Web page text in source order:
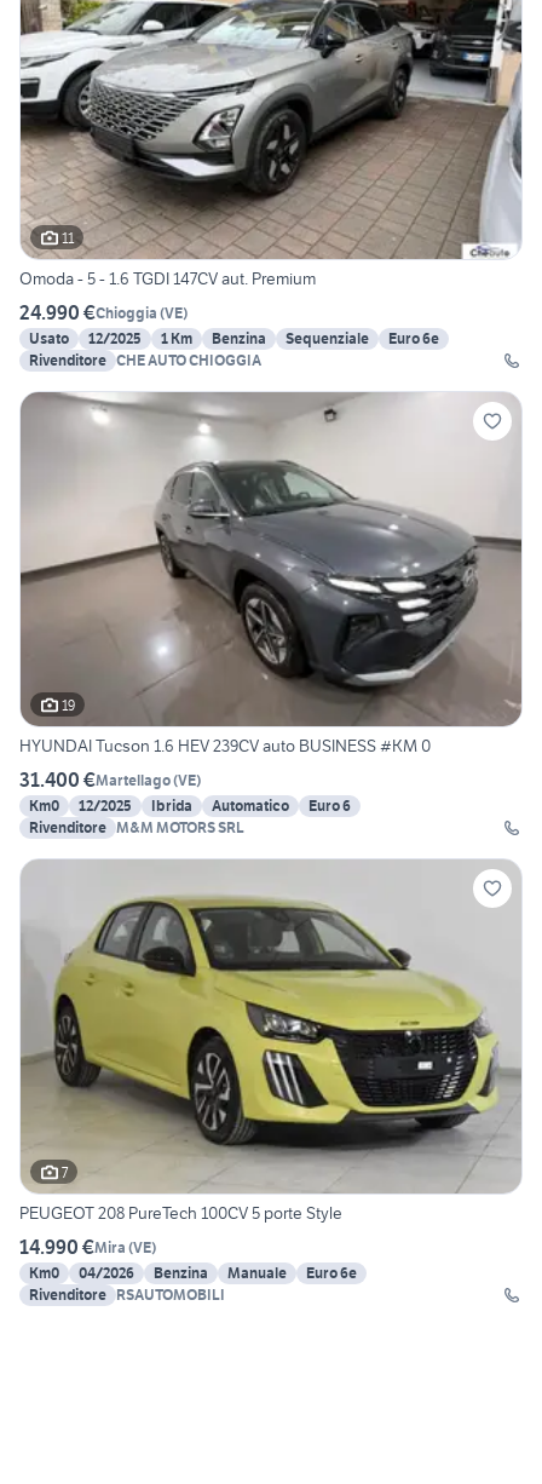
11
Omoda - 5 - 1.6 TGDI 147CV aut. Premium
24.990 €Chioggia (VE)
Usato
12/2025 1 Km Benzina Sequenziale
Euro 6e
Rivenditore CHE AUTO CHIOGGIA
19
HYUNDAI Tucson 1.6 HEV 239CV auto BUSINESS #KM 0
31.400 €Martellago(VE)
Km0
12/2025 Ibrida Automatico
Euro 6
Rivenditore M&M MOTORS SRL
7
PEUGEOT 208 PureTech 100CV 5 porte Style
14.990 €Mira (VE)
Km0
04/2026 Benzina Manuale
Euro 6e
Rivenditore RSAUTOMOBILI